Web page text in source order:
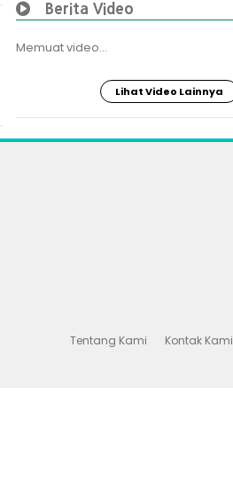
Berita Video
Memuat video...
Lihat Video Lainnya
Tentang Kami Kontak Kami